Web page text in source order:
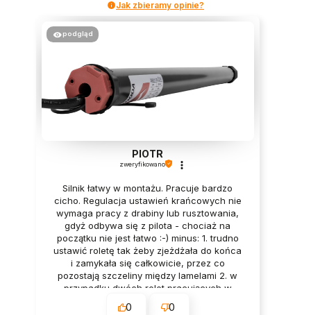
Jak zbieramy opinie?
podgląd
Leszek
zweryfikowano
Wszystko ok super obsluga ns najwyzszym
poziomie silnik smiga mam nadzieje ze
bedzie dlugo chodzil chociaz przeczucie
mowi mi co innego
0 0